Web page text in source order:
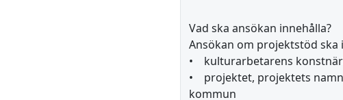
Vad ska ansökan innehålla?
Ansökan om projektstöd ska
• kulturarbetarens
• projektet, projektets
kommun